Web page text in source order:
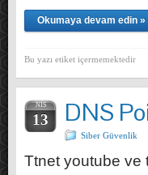
Okumaya devam edin »
Bu yazı etiket içermemektedir
NIS
13 DNS
Siber Güvenlik
Ttnet youtube ve